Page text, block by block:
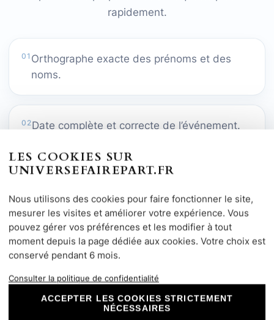
rapidement.
01 Orthographe exacte des prénoms et des
noms.
02Date complète et correcte de l’événement.
03Horaires de la cérémonie, du repas ou de la
réception.
04Adresse précise de chaque lieu.
Numéros de téléphone et coordonnées de
LES COOKIES SUR
UNIVERSEFAIREPART.FR
Nous utilisons des cookies pour faire fonctionner le site,
mesurer les visites et améliorer votre expérience. Vous
pouvez gérer vos préférences et les modifier à tout
moment depuis la page dédiée aux cookies. Votre choix est
conservé pendant 6 mois.
Consulter la politique de confidentialité
ACCEPTER LES COOKIES STRICTEMENT
NÉCESSAIRES